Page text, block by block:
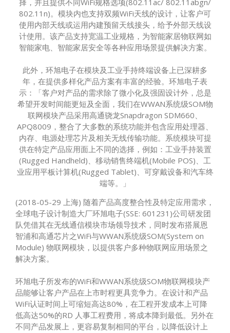
802.11n)。模块内也支持双频WiFi天线的设计，让客户可
使用内部天线或运用内建预留天线接头，给予外部天线设
计使用。该产品支持宽温工业规格，为智能家居物联网如
智能家电、智能家居安全等各种应用场景提供解决方案。
此外，环旭电子在模块及工业手持终端设备上已深耕多
年，在提供多样化产品方案有丰富的经验。环旭电子表
示：「客户对产品的需求除了微小化及强固设计外，总是
希望开发时间能更短及全面，我们在WWAN系统级SOM物
联网模块产品采用高通骁龙Snapdragon SDM660、
APQ8009，整合了大多数的系统功能并包含应用处理器、
内存、电源处理芯片及相关无线传输功能。系统模块可提
供在特定产品应用面上不同的选择，例如：工业手持装置
(Rugged Handheld)、移动销售终端机(Mobile POS)、工
业应用平板计算机(Rugged Tablet)、可穿戴设备和汽车终
端等。」
(2018-05-29 上海) 随着产品高度整合性及特定应用需求，
全球电子设计制造大厂环旭电子(SSE: 601231)公司研发团
队凭借其在无线通信模块市场领导技术，同时发布搭展恩
智浦和高通芯片之WiFi与WWAN系统级SOM(System on
Module) 物联网模块，以提供客户多种物联网应用场景之
解决方案。
环旭电子所发布的WiFi和WWAN系统级SOM物联网模块产
品能够让客户产品在上市时程更具竞争力。在设计和产品
WiFi认证时间上可缩短高达80%，在工程开发成本上可降
低高达50%的RD 人事工程费用，将成本降到最低。另外在
不同产品发展上，更容易复制相同的平台，以降低设计上